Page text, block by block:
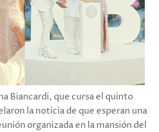
Biancardi, que cursa el quinto
la noticia de que esperan una
organizada en la mansión del